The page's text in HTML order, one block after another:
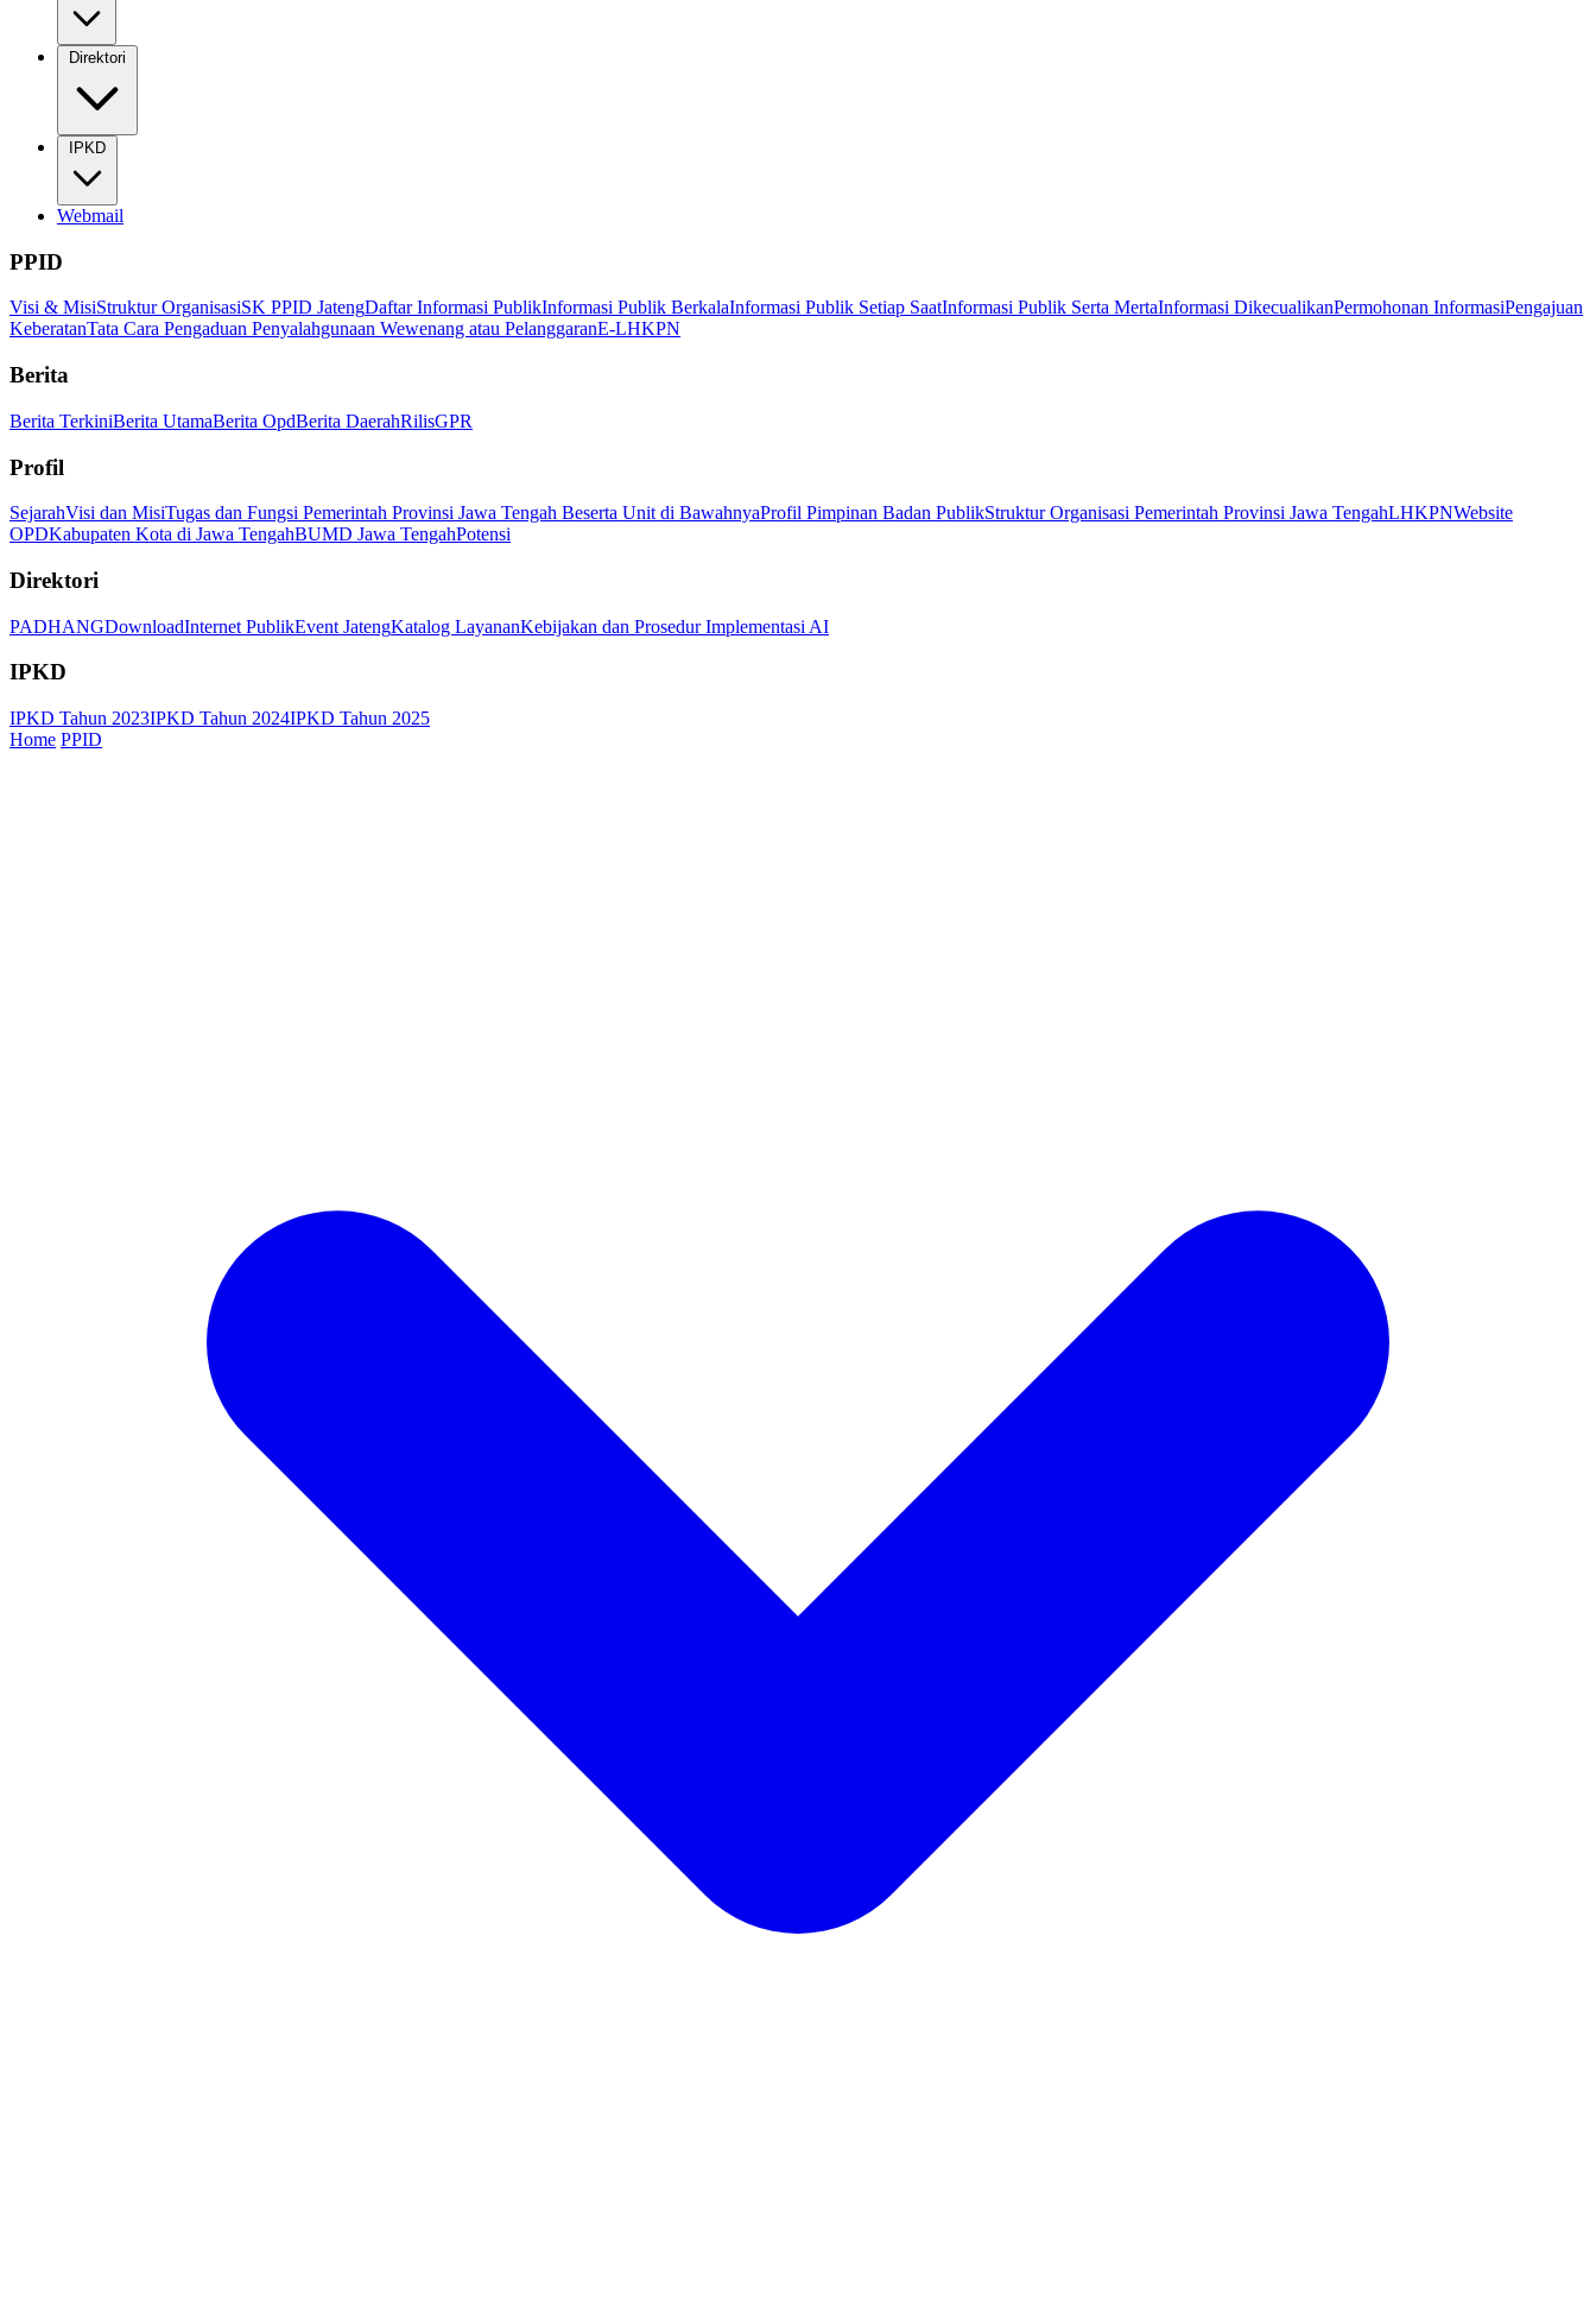
Direktori
IPKD
Webmail
PPID
Visi & MisiStruktur OrganisasiSK PPID JatengDaftar Informasi PublikInformasi Publik BerkalaInformasi Publik Setiap SaatInformasi Publik Serta MertaInformasi DikecualikanPermohonan InformasiPengajuan
KeberatanTata Cara Pengaduan Penyalahgunaan Wewenang atau PelanggaranE-LHKPN
Berita
Berita TerkiniBerita UtamaBerita OpdBerita DaerahRilisGPR
Profil
SejarahVisi dan MisiTugas dan Fungsi Pemerintah Provinsi Jawa Tengah Beserta Unit di BawahnyaProfil Pimpinan Badan PublikStruktur Organisasi Pemerintah Provinsi Jawa TengahLHKPNWebsite
OPDKabupaten Kota di Jawa TengahBUMD Jawa TengahPotensi
Direktori
PADHANGDownloadInternet PublikEvent JatengKatalog LayananKebijakan dan Prosedur Implementasi AI
IPKD
IPKD Tahun 2023IPKD Tahun 2024IPKD Tahun 2025
Home PPID